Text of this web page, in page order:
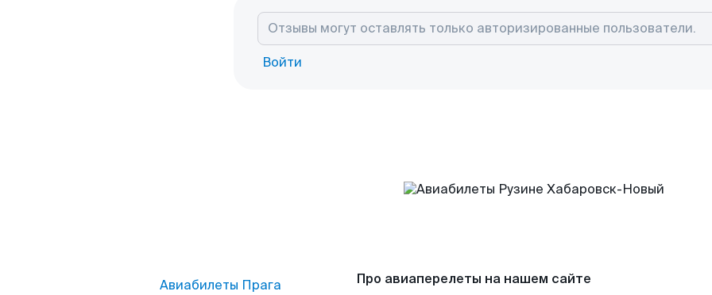
Войти
Авиабилеты Прага
Про авиаперелеты на нашем сайте